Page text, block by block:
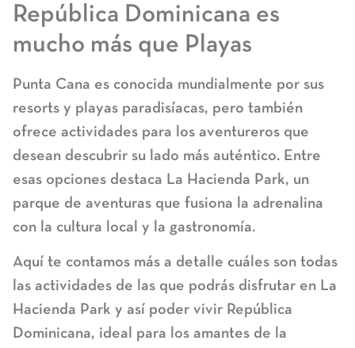
República Dominicana es
mucho más que Playas
Punta Cana es conocida mundialmente por sus
resorts y playas paradisíacas, pero también
ofrece actividades para los aventureros que
desean descubrir su lado más auténtico. Entre
esas opciones destaca La Hacienda Park, un
parque de aventuras que fusiona la adrenalina
con la cultura local y la gastronomía.
Aquí te contamos más a detalle cuáles son todas
las actividades de las que podrás disfrutar en La
Hacienda Park y así poder vivir República
Dominicana, ideal para los amantes de la